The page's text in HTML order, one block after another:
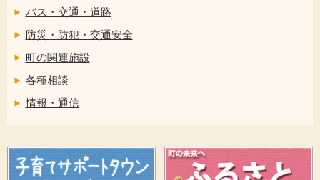
バス・交通・道路
防災・防犯・交通安全
町の関連施設
各種相談
情報・通信